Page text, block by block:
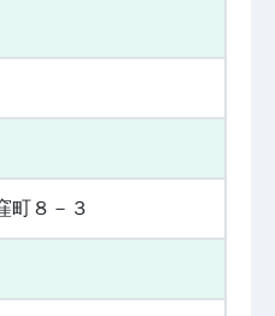
町８－３